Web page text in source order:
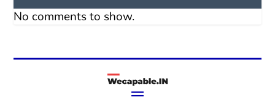
No comments to show.